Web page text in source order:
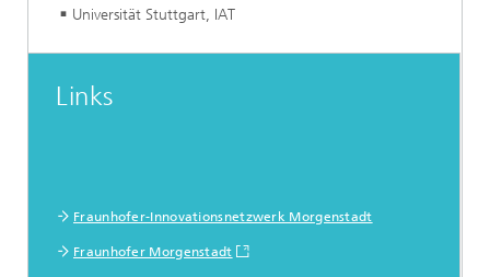
Universität Stuttgart, IAT
Links
Fraunhofer-Innovationsnetzwerk Morgenstadt
Fraunhofer Morgenstadt